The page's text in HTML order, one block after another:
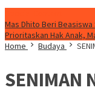
Mas Dhito Beri Beasiswa
Prioritaskan Hak Anak,
Home
Budaya
SENIMAN